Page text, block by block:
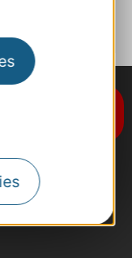
noticias